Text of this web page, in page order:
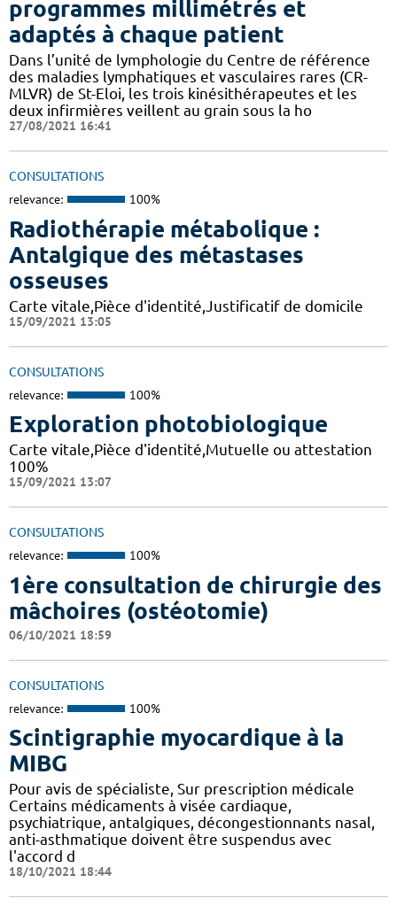
programmes millimétrés et
adaptés à chaque patient
Dans l’unité de lymphologie du Centre de référence
des maladies lymphatiques et vasculaires rares (CR-
MLVR) de St-Eloi, les trois kinésithérapeutes et les
deux infirmières veillent au grain sous la ho
27/08/2021 16:41
CONSULTATIONS
relevance: 100%
Radiothérapie métabolique :
Antalgique des métastases
osseuses
Carte vitale,Pièce d'identité,Justificatif de domicile
15/09/2021 13:05
CONSULTATIONS
relevance: 100%
Exploration photobiologique
Carte vitale,Pièce d'identité,Mutuelle ou attestation
100%
15/09/2021 13:07
CONSULTATIONS
relevance: 100%
1ère consultation de chirurgie des
mâchoires (ostéotomie)
06/10/2021 18:59
CONSULTATIONS
relevance: 100%
Scintigraphie myocardique à la
MIBG
Pour avis de spécialiste, Sur prescription médicale
Certains médicaments à visée cardiaque,
psychiatrique, antalgiques, décongestionnants nasal,
anti-asthmatique doivent être suspendus avec
l'accord d
18/10/2021 18:44